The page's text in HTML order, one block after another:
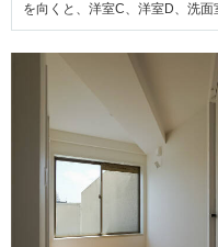
を向くと、洋室C、洋室D、洗面